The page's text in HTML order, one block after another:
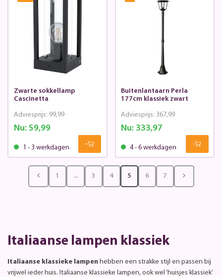
Zwarte sokkellamp
Cascinetta
Nu:59,99
Adviesprijs: 99,99
1 - 3 werkdagen
Buitenlantaarn Perla
177cm klassiek zwart
Nu: 333,97
Adviesprijs: 367,99
4 - 6 werkdagen
1 ... 3 4 5 6 7
Italiaanse lampen klassiek
Italiaanse klassieke lampen hebben een strakke stijl en passen bij
vrijwel ieder huis. Italiaanse klassieke lampen, ook wel ‘huisjes klassiek’